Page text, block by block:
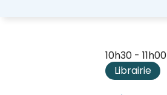
10h30 - 11h00
Librairie